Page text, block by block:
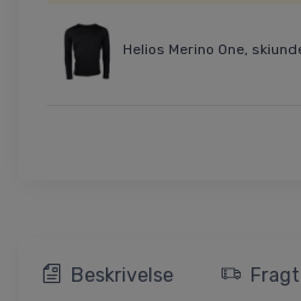
Helios Merino One,
Beskrivelse